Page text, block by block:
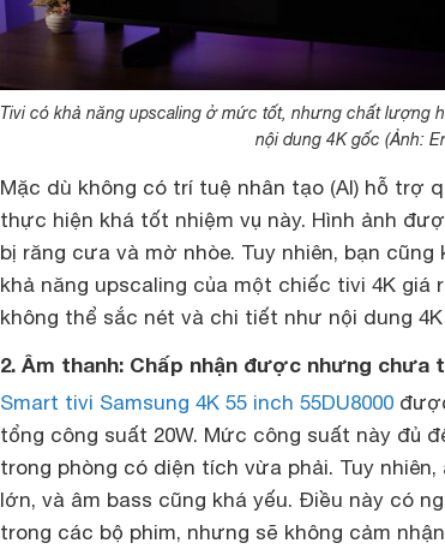
Tivi có khả năng upscaling ở mức tốt, nhưng chất lượng
nội dung 4K gốc (Ảnh:
Mặc dù không có trí tuệ nhân tạo (AI) hỗ trợ
thực hiện khá tốt nhiệm vụ này. Hình ảnh
bị răng cưa và mờ nhòe. Tuy nhiên, bạn
khả năng upscaling của một chiếc tivi 4K giá
không thể sắc nét và chi tiết như nội dung
2. Âm thanh: Chấp nhận được nhưng
Smart tivi Samsung 4K 55 inch 55DU8000
tổng công suất 20W. Mức công suất này đủ
trong phòng có diện tích vừa phải. Tuy nhiên,
lớn, và âm bass cũng khá yếu. Điều này có
trong các bộ phim, nhưng sẽ không cảm